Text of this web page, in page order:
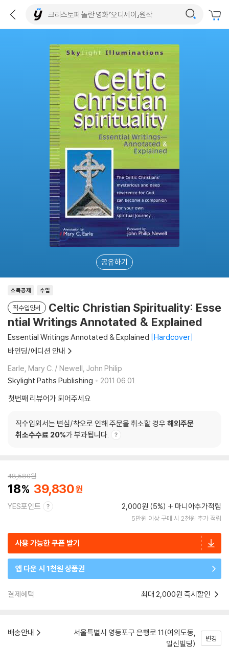
공유하기
소득공제 수입
직수입양서
Celtic Christian Spirituality: Esse
ntial Writings Annotated & Explained
Essential Writings Annotated & Explained Hardcover
바인딩/에디션 안내
Earle, Mary C. / Newell, John Philip
Skylight Paths Publishing
2011.06.01.
첫번째 리뷰어가 되어주세요
직수입외서는 변심/착오로 인해 주문을 취소할 경우 해외주문
취소수수료 20%가 부과됩니다.
48,580원
18 39,830
YES포인트 2,000원 (5%) 마니아추가적립
5만원 이상 구매 시 2천원 추가 적립
사용 가능한 쿠폰 받기
앱 다운 시 1천원 상품권
결제혜택 최대 2,000원 즉시할인
배송안내
서울특별시 영등포구 은행로 11(여의도동,
일신빌딩)
변경